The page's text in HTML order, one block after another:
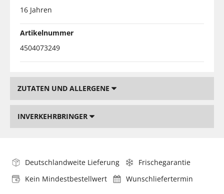
16 Jahren
Artikelnummer
4504073249
ZUTATEN UND ALLERGENE
INVERKEHRBRINGER
Deutschlandweite Lieferung
Frischegarantie
Kein Mindestbestellwert
Wunschliefertermin